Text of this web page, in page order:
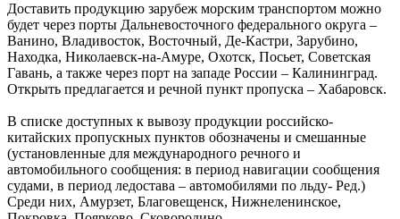
Доставить продукцию зарубеж морским транспортом можно
будет через порты Дальневосточного федерального округа –
Ванино, Владивосток, Восточный, Де-Кастри, Зарубино,
Находка, Николаевск-на-Амуре, Охотск, Посьет, Советская
Гавань, а также через порт на западе России – Калининград.
Открыть предлагается и речной пункт пропуска – Хабаровск.
В списке доступных к вывозу продукции российско-
китайских пропускных пунктов обозначены и смешанные
(установленные для международного речного и
автомобильного сообщения: в период навигации сообщения
судами, в период ледостава – автомобилями по льду- Ред.)
Среди них, Амурзет, Благовещенск, Нижнеленинское,